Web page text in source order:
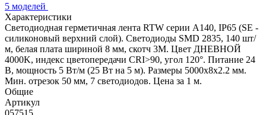
5 моделей
Характеристики
Светодиодная герметичная лента RTW серии A140, IP65 (SE -
силиконовый верхний слой). Светодиоды SMD 2835, 140 шт/
м, белая плата шириной 8 мм, скотч 3M. Цвет ДНЕВНОЙ
4000K, индекс цветопередачи CRI>90, угол 120°. Питание 24
В, мощность 5 Вт/м (25 Вт на 5 м). Размеры 5000x8x2.2 мм.
Мин. отрезок 50 мм, 7 светодиодов. Цена за 1 м.
Общие
Артикул
057515